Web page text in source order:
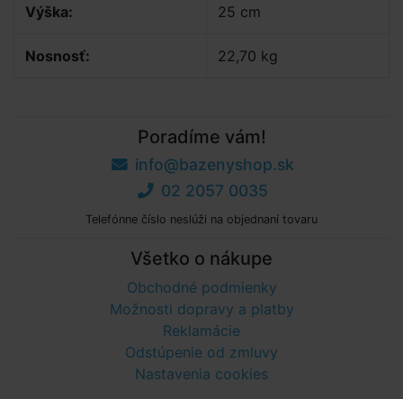
Výška: 25 cm
Nosnosť: 22,70 kg
Poradíme vám!
info@bazenyshop.sk
02 2057 0035
Telefónne číslo neslúži na objednaní tovaru
Všetko o nákupe
Obchodné podmienky
Možnosti dopravy a platby
Reklamácie
Odstúpenie od zmluvy
Nastavenia cookies